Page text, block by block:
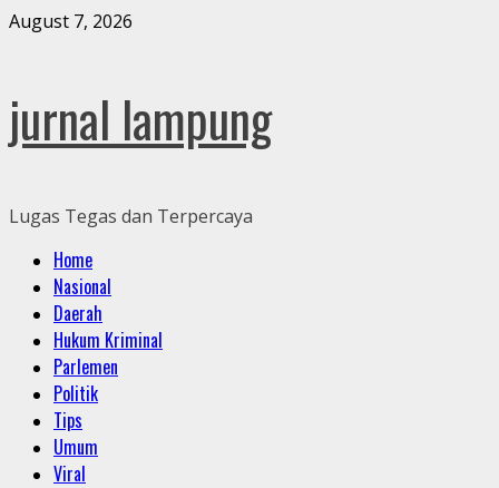
Skip
August 7, 2026
jurnal lampung
Lugas Tegas dan Terpercaya
Primary
Menu
Home
Nasional
Daerah
Hukum Kriminal
Parlemen
Politik
Tips
Umum
Viral